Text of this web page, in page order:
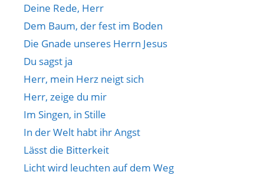
Deine Rede, Herr
Dem Baum, der fest im Boden
Die Gnade unseres Herrn Jesus
Du sagst ja
Herr, mein Herz neigt sich
Herr, zeige du mir
Im Singen, in Stille
In der Welt habt ihr Angst
Lässt die Bitterkeit
Licht wird leuchten auf dem Weg